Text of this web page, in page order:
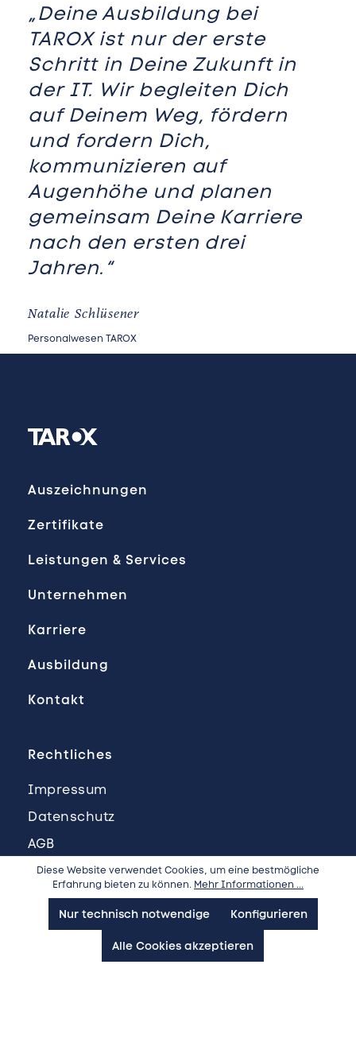
„Deine Ausbildung bei
TAROX ist nur der erste
Schritt in Deine Zukunft in
der IT. Wir begleiten Dich
auf Deinem Weg, fördern
und fordern Dich,
kommunizieren auf
Augenhöhe und planen
gemeinsam Deine Karriere
nach den ersten drei
Jahren.“
Natalie Schlüsener
Personalwesen TAROX
Auszeichnungen
Zertifikate
Leistungen & Services
Unternehmen
Karriere
Ausbildung
Kontakt
Rechtliches
Impressum
Datenschutz
AGB
Compliance
LinkedIn
Diese Website verwendet Cookies, um eine bestmögliche
Erfahrung bieten zu können. Mehr Informationen ...
Nur technisch notwendige Konfigurieren
Alle Cookies akzeptieren